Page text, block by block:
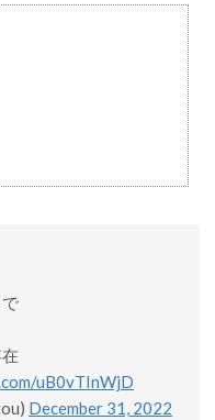
uB0vTInWjD
December 31, 2022